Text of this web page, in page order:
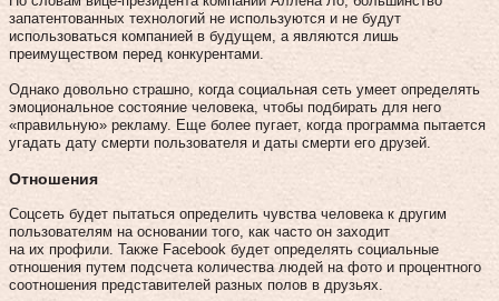
запатентованных технологий не используются и не будут
использоваться компанией в будущем, а являются лишь
преимуществом перед конкурентами.
Однако довольно страшно, когда социальная сеть умеет определять
эмоциональное состояние человека, чтобы подбирать для него
«правильную» рекламу. Еще более пугает, когда программа пытается
угадать дату смерти пользователя и даты смерти его друзей.
Отношения
Соцсеть будет пытаться определить чувства человека к другим
пользователям на основании того, как часто он заходит
на их профили. Также Facebook будет определять социальные
отношения путем подсчета количества людей на фото и процентного
соотношения представителей разных полов в друзьях.